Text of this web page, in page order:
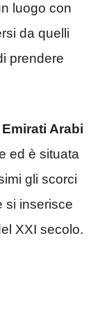
luogo con
da quelli
prendere
Arabi
ed è situata
gli scorci
si inserisce
XXI secolo.